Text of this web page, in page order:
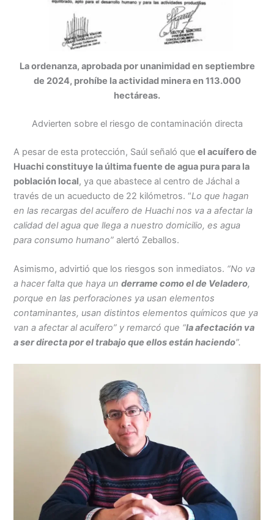
La ordenanza, aprobada por unanimidad en septiembre
de 2024, prohíbe la actividad minera en 113.000
hectáreas.
Advierten sobre el riesgo de contaminación directa
A pesar de esta protección, Saúl señaló queel acuífero de
Huachi constituye la última fuente de agua pura para la
población local, ya que abastece al centro de Jáchal a
través de un acueducto de 22 kilómetros. “Lo que hagan
en las recargas del acuífero de Huachi nos va a afectar la
calidad del agua que llega a nuestro domicilio, es agua
para consumo humano” alertó Zeballos.
Asimismo, advirtió que los riesgos son inmediatos. “No va
a hacer falta que haya underrame como el de Veladero,
porque en las perforaciones ya usan elementos
contaminantes, usan distintos elementos químicos que ya
van a afectar al acuífero” y remarcó que “la afectación va
a ser directa por el trabajo que ellos están haciendo”.